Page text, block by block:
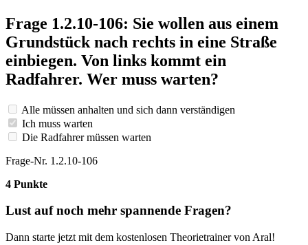
Frage 1.2.10-106: Sie wollen aus einem
Grundstück nach rechts in eine Straße
einbiegen. Von links kommt ein
Radfahrer. Wer muss warten?
Alle müssen anhalten und sich dann verständigen
Ich muss warten
Die Radfahrer müssen warten
Frage-Nr. 1.2.10-106
4 Punkte
Lust auf noch mehr spannende Fragen?
Dann starte jetzt mit dem kostenlosen Theorietrainer von Aral!